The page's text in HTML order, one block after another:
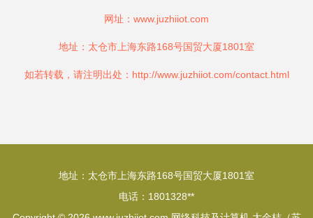
网址： www.juzhiiot.com
地址：太仓市上海东路168号国贸大厦1801室
如若转载，请注明出处：http://www.juzhiiot.com/contact.html
地址：太仓市上海东路168号国贸大厦1801室
电话：1801328**